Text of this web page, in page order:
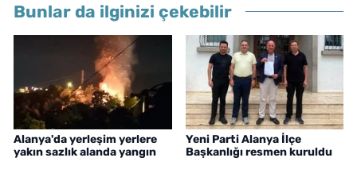
Bunlar da ilginizi çekebilir
Alanya'da yerleşim yerlere
yakın sazlık alanda yangın
Yeni Parti Alanya İlçe
Başkanlığı resmen kuruldu